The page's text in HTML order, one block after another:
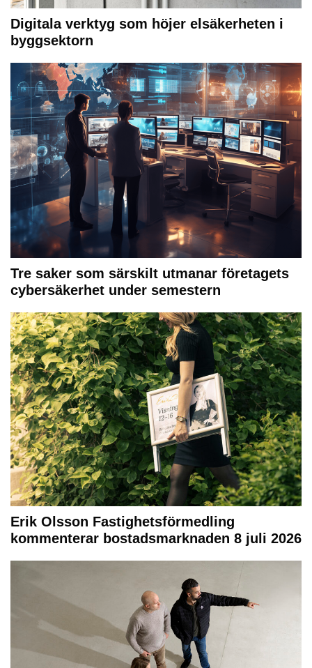
Digitala verktyg som höjer elsäkerheten i
byggsektorn
Tre saker som särskilt utmanar företagets
cybersäkerhet under semestern
Erik Olsson Fastighetsförmedling
kommenterar bostadsmarknaden 8 juli 2026